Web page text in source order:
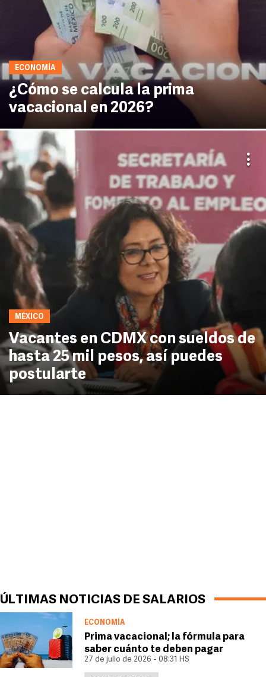
ECONOMÍA
¿Cómo se calcula la prima
vacacional en 2026?
MÉXICO
Vacantes en CDMX con sueldos de
hasta 25 mil pesos, así puedes
postularte
ÚLTIMAS NOTICIAS DE SALARIOS
ECONOMÍA
Prima vacacional; la fórmula para
saber cuánto te deben pagar
27 de julio de 2026 - 08:31 HS